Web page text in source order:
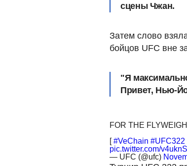
сцены Чжан.
Затем слово
бойцов UFC вне
"Я
Привет, Нью-
FOR THE
[#VeChain #UFC322
pic.twitter.com/
— UFC (@ufc)